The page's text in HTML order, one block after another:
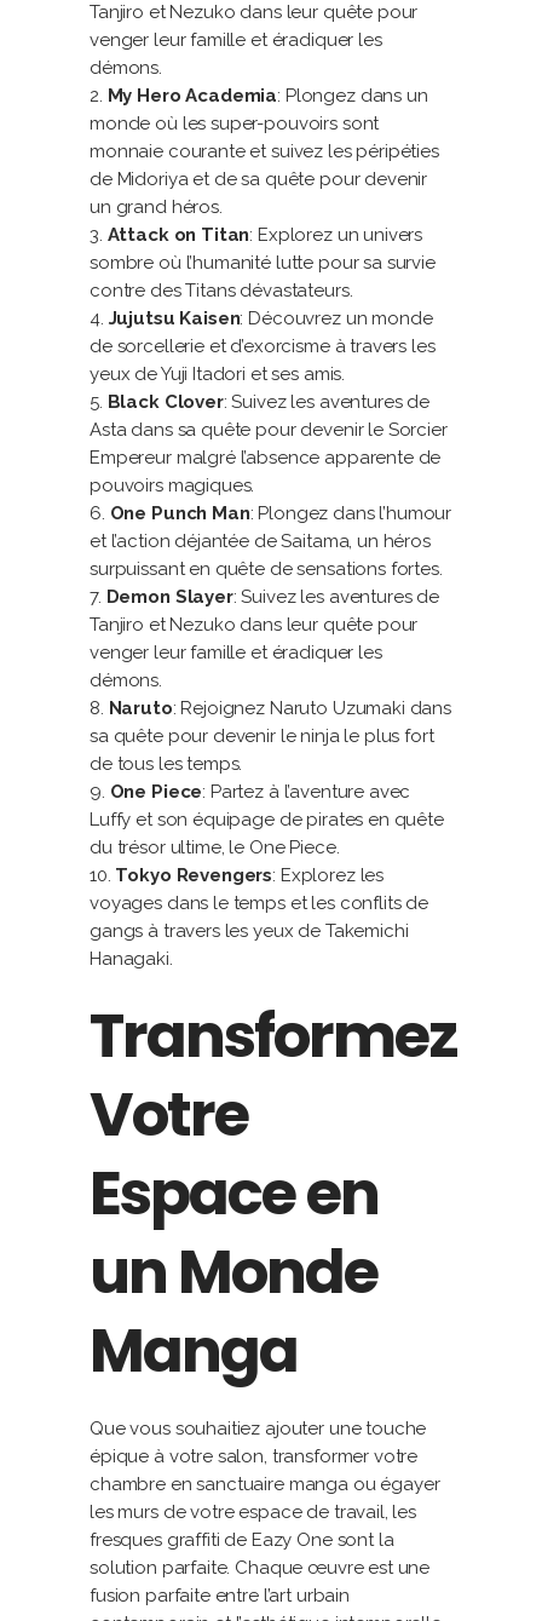
Tanjiro et Nezuko dans leur quête pour
venger leur famille et éradiquer les
démons.
My Hero Academia: Plongez dans un
monde où les super-pouvoirs sont
monnaie courante et suivez les péripéties
de Midoriya et de sa quête pour devenir
un grand héros.
Attack on Titan: Explorez un univers
sombre où l’humanité lutte pour sa survie
contre des Titans dévastateurs.
Jujutsu Kaisen: Découvrez un monde
de sorcellerie et d’exorcisme à travers les
yeux de Yuji Itadori et ses amis.
Black Clover: Suivez les aventures de
Asta dans sa quête pour devenir le Sorcier
Empereur malgré l’absence apparente de
pouvoirs magiques.
One Punch Man: Plongez dans l’humour
et l’action déjantée de Saitama, un héros
surpuissant en quête de sensations fortes.
Demon Slayer: Suivez les aventures de
Tanjiro et Nezuko dans leur quête pour
venger leur famille et éradiquer les
démons.
Naruto: Rejoignez Naruto Uzumaki dans
sa quête pour devenir le ninja le plus fort
de tous les temps.
One Piece: Partez à l’aventure avec
Luffy et son équipage de pirates en quête
du trésor ultime, le One Piece.
Tokyo Revengers: Explorez les
voyages dans le temps et les conflits de
gangs à travers les yeux de Takemichi
Hanagaki.
Transformez
Votre
Espace en
un Monde
Manga
Que vous souhaitiez ajouter une touche
épique à votre salon, transformer votre
chambre en sanctuaire manga ou égayer
les murs de votre espace de travail, les
fresques graffiti de Eazy One sont la
solution parfaite. Chaque œuvre est une
fusion parfaite entre l’art urbain